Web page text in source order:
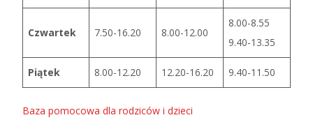
Czwartek 7.50-16.20 8.00-12.00
8.00-8.55
9.40-13.35
Piątek 8.00-12.20 12.20-16.20 9.40-11.50
Baza pomocowa dla rodziców i dzieci